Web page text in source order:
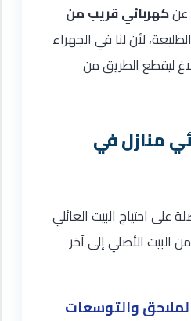
عنكهربائي قريب من
لأن لنا في الجهراء
ليقطع الطريق من
منازل في
على احتياج البيت العائلي
البيت الأصلي إلى آخر
والتوسعات